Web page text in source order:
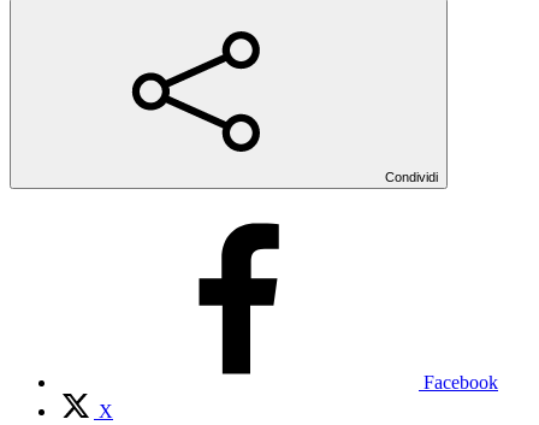
Condividi
Facebook
X